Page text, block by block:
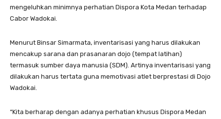
mengeluhkan minimnya perhatian Dispora Kota Medan terhadap
Cabor Wadokai.
Menurut Binsar Simarmata, inventarisasi yang harus dilakukan
mencakup sarana dan prasanaran dojo (tempat latihan)
termasuk sumber daya manusia (SDM). Artinya inventarisasi yang
dilakukan harus tertata guna memotivasi atlet berprestasi di Dojo
Wadokai.
“Kita berharap dengan adanya perhatian khusus Dispora Medan